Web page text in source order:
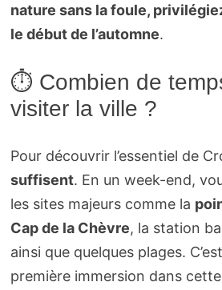
nature sans la foule,
le début de l’automne.
⏱️ Combien de
visiter la ville ?
Pour découvrir l’essentiel de
suffisent. En un week-end,
les sites majeurs comme la
Cap de la Chèvre, la station
ainsi que quelques plages.
première immersion dans